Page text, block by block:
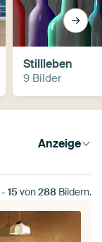
Stillleben
9 Bilder
Anzeige
- 15von288 Bildern.